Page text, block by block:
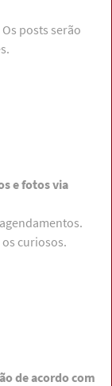
posts serão
e fotos via
curiosos.
de acordo com